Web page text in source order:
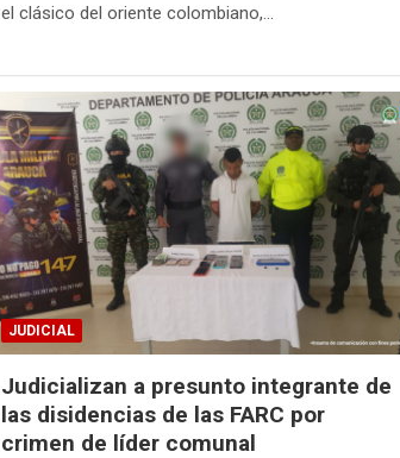
el clásico del oriente colombiano,…
JUDICIAL
Judicializan a presunto integrante de
las disidencias de las FARC por
crimen de líder comunal